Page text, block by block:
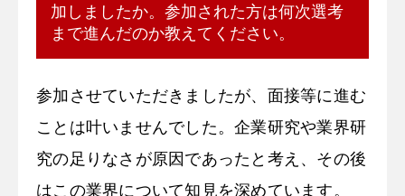
加しましたか。参加された方は何次選考
まで進んだのか教えてください。
参加させていただきましたが、面接等に進む
ことは叶いませんでした。企業研究や業界研
究の足りなさが原因であったと考え、その後
はこの業界について知見を深めています。